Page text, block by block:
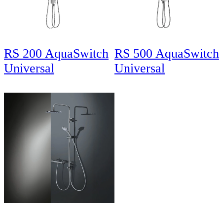
RS 200 AquaSwitch
Universal
RS 500 AquaSwitch
Universal